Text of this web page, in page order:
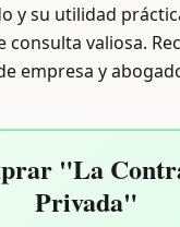
y su utilidad
consulta valiosa.
empresa y
"La
Privada"